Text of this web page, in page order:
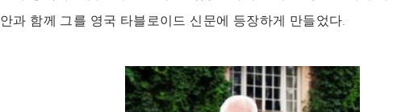
안과 함께 그를 영국 타블로이드 신문에 등장하게 만들었다.